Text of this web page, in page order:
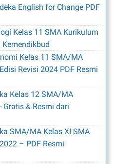
English for Change PDF
Kelas 11 SMA Kurikulum
Kemendikbud
Kelas 11 SMA/MA
Revisi 2024 PDF Resmi
Kelas 12 SMA/MA
Gratis & Resmi dari
SMA/MA Kelas XI SMA
– PDF Resmi